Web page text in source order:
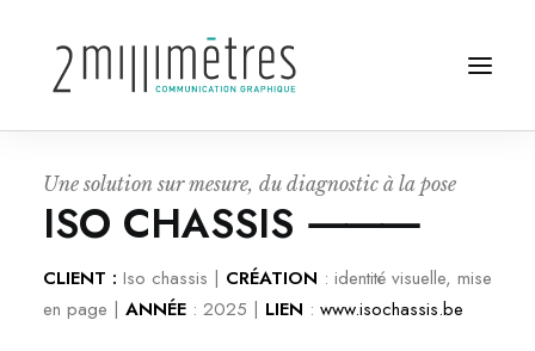
Projets
Agence
Une solution sur mesure, du diagnostic à la pose
ISO CHASSIS ⸻
CLIENT : Iso chassis | CRÉATION : identité visuelle, mise
en page | ANNÉE : 2025 | LIEN : www.isochassis.be